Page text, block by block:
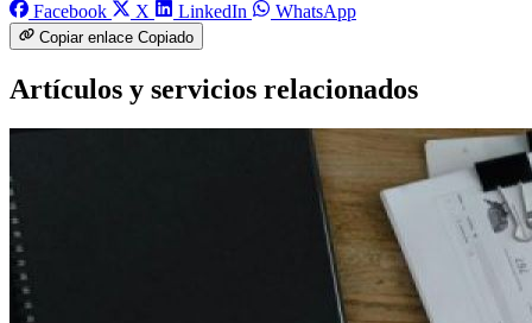
Facebook
X LinkedIn WhatsApp
Copiar enlace Copiado
Artículos y servicios relacionados